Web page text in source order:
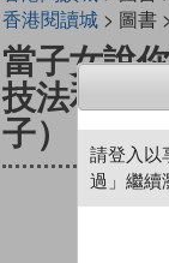
香港閱讀城> 圖書 >
當子女說
技法和心
子）
請登入以
過」繼續